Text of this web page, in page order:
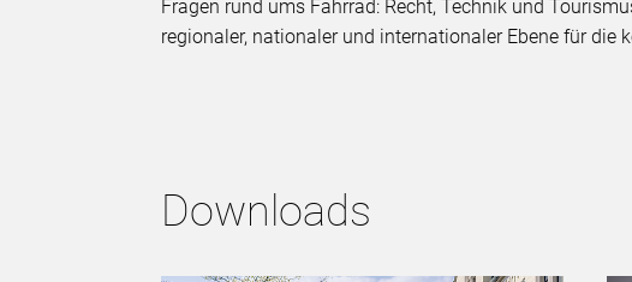
Fragen rund ums Fahrrad: Recht, Technik und
regionaler, nationaler und internationaler Ebene für die
Downloads